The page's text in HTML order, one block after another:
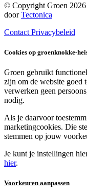
© Copyright Groen 2026
doorTectonica
Contact Privacybeleid
Cookies op groenknokke-
Groen gebruikt
zijn om de website goed
verwerken geen
nodig.
Als je daarvoor
marketingcookies. Die
stemmen op jouw
Je kunt je instellingen
hier.
Voorkeuren aanpassen